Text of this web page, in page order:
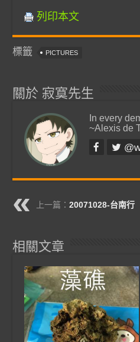
列印本文
標籤 PICTURES
關於 寂寞先生
In every
~Alexis de
上一篇： 20071028-台南行
相關文章